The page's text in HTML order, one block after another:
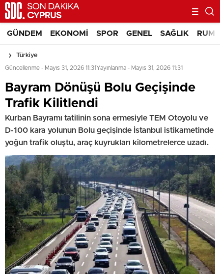
GÜNDEM EKONOMI SPOR GENEL SAĞLIK RUM
Türkiye
Güncellenme - Mayıs 31, 2026 11:31Yayınlanma - Mayıs 31, 2026 11:31
Bayram Dönüşü Bolu Geçişinde
Trafik Kilitlendi
Kurban Bayramı tatilinin sona ermesiyle TEM Otoyolu ve
D-100 kara yolunun Bolu geçişinde İstanbul istikametinde
yoğun trafik oluştu, araç kuyrukları kilometrelerce uzadı.